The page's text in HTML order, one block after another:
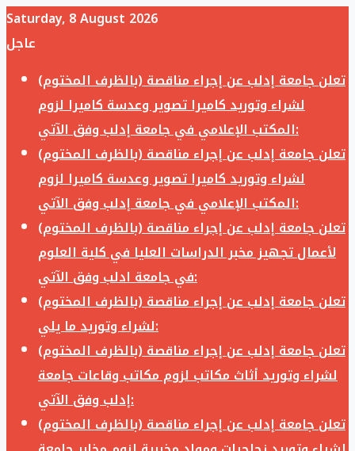
Saturday, 8 August 2026
عاجل
تعلن جامعة إدلب عن إجراء مناقصة (بالظرف المختوم)
لشراء وتوريد كاميرا تصوير وعدسة كاميرا لزوم
المكتب الإعلامي في جامعة إدلب وفق الآتي:
تعلن جامعة إدلب عن إجراء مناقصة (بالظرف المختوم)
لشراء وتوريد كاميرا تصوير وعدسة كاميرا لزوم
المكتب الإعلامي في جامعة إدلب وفق الآتي:
تعلن جامعة إدلب عن إجراء مناقصة (بالظرف المختوم)
لأعمال تجهيز مخبر الدراسات العليا في كلية العلوم
في جامعة ادلب وفق الآتي:
تعلن جامعة إدلب عن إجراء مناقصة (بالظرف المختوم)
لشراء وتوريد ما يلي:
تعلن جامعة إدلب عن إجراء مناقصة (بالظرف المختوم)
لشراء وتوريد أثاث مكاتب لزوم مكاتب وقاعات جامعة
إدلب وفق الآتي:
تعلن جامعة إدلب عن إجراء مناقصة (بالظرف المختوم)